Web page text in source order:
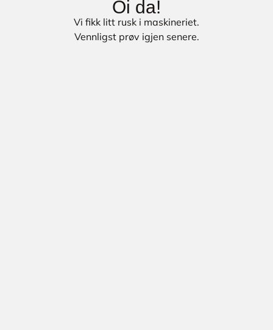
Oi da!
Vi fikk litt rusk i maskineriet.
Vennligst prøv igjen senere.